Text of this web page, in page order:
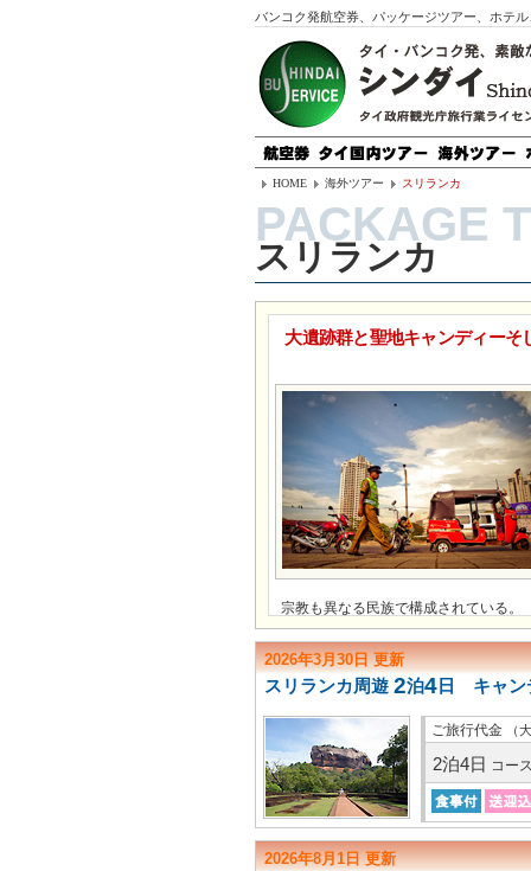
バンコク発航空券、パッケージツアー、ホテ
HOME 海外ツアー スリランカ
スリランカ
大遺跡群と聖地キャンディーそ
宗教も異なる民族で構成されている。
2026年3月30日 更新
スリランカ周遊 2泊4 日 キャン
ご旅行代金 （
2泊4日 コー
2026年8月1日 更新